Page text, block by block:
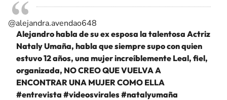
@alejandra.avendao648
Alejandro habla de su ex esposa la talentosa Actriz
Nataly Umaña, habla que siempre supo con quien
estuvo 12 años, una mujer increíblemente Leal, fiel,
organizada, NO CREO QUE VUELVA A
ENCONTRAR UNA MUJER COMO ELLA
#entrevista #videosvirales#natalyumaña